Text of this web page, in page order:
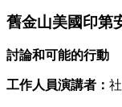
舊金山美國印第
討論和可能的行動
工作人員演講者：